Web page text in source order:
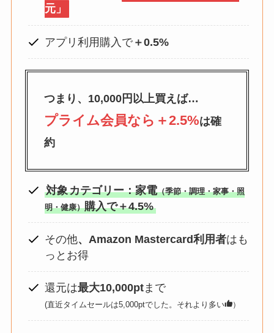
元」
アプリ利用購入で＋0.5%
つまり、10,000円以上買えば…
プライム会員なら＋2.5%は確
約
対象カテゴリー：家電（季節・調理・家事・照
明・健康）購入で＋4.5%
その他、Amazon Mastercard利用者はも
っとお得
還元は最大10,000ptまで
(直近タイムセールは5,000ptでした。それより多い ）